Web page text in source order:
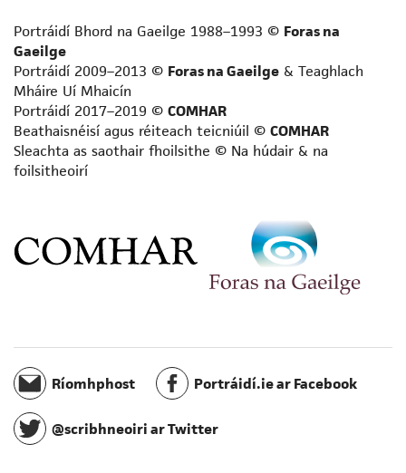
Logainmneoir
Prós-scríbhneoir neamhfhicsin
Scríbhneoir acadúil
Scríbhneoir aistí
Scríbhneoir don aos óg
Scríbhneoir don raidió
Scríbhneoir eolaíochta
Scríbhneoir taistil
Staraí
Údar cuimhní cinn
Úrscéalaí
Úrscéalaí d’fhoghlaimeoirí fásta
Portráidí Bhord na Gaeilge 1988–1993 © Foras na
Gaeilge
Portráidí 2009–2013 © Foras na Gaeilge & Teaghlach
Mháire Uí Mhaicín
Portráidí 2017–2019 © COMHAR
Beathaisnéisí agus réiteach teicniúil © COMHAR
Sleachta as saothair fhoilsithe © Na húdair & na
foilsitheoirí
Ríomhphost Portráidí.ie ar Facebook
@scribhneoiri ar Twitter